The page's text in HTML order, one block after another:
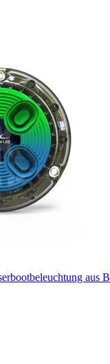
aus